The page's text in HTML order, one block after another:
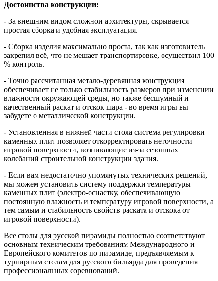
Достоинства конструкции:
- За внешним видом сложной архитектуры, скрывается
простая сборка и удобная эксплуатация.
- Сборка изделия максимально проста, так как изготовитель
закрепил всё, что не мешает транспортировке, осуществил 100
% контроль.
- Точно рассчитанная метало-деревянная конструкция
обеспечивает не только стабильность размеров при изменении
влажности окружающей среды, но также бесшумный и
качественный раскат и отскок шара - во время игры вы
забудете о металлической конструкции.
- Установленная в нижней части стола система регулировки
каменных плит позволяет откорректировать неточности
игровой поверхности, возникающие из-за сезонных
колебаний строительной конструкции здания.
- Если вам недостаточно упомянутых технических решений,
мы можем установить систему поддержки температуры
каменных плит (электро-оснастку, обеспечивающую
постоянную влажность и температуру игровой поверхности, а
тем самым и стабильность свойств раската и отскока от
игровой поверхности).
Все столы для русской пирамиды полностью соответствуют
основным техническим требованиям Международного и
Европейского комитетов по пирамиде, предъявляемым к
турнирным столам для русского бильярда для проведения
профессиональных соревнований.